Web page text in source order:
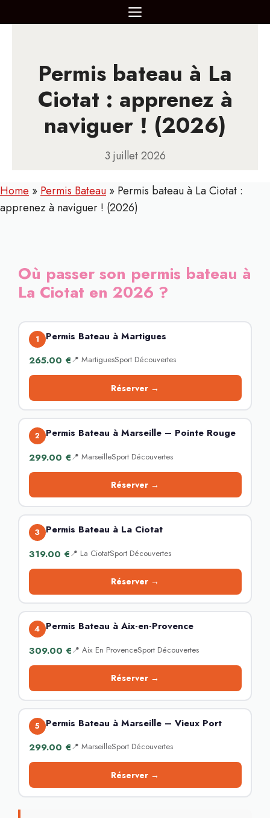
au
MENU
Permis bateau à La
Ciotat : apprenez à
naviguer ! (2026)
3 juillet 2026
Home » Permis Bateau » Permis bateau à La Ciotat :
apprenez à naviguer ! (2026)
Où passer son permis bateau à
La Ciotat en 2026 ?
1
Permis Bateau à Martigues
265.00 €📍 MartiguesSport Découvertes
Réserver →
2 Permis Bateau à Marseille – Pointe Rouge
299.00 €📍 MarseilleSport Découvertes
Réserver →
3 Permis Bateau à La Ciotat
319.00 €📍 La CiotatSport Découvertes
Réserver →
4 Permis Bateau à Aix-en-Provence
309.00 €📍 Aix En ProvenceSport Découvertes
Réserver →
5 Permis Bateau à Marseille – Vieux Port
299.00 €📍 MarseilleSport Découvertes
Réserver →